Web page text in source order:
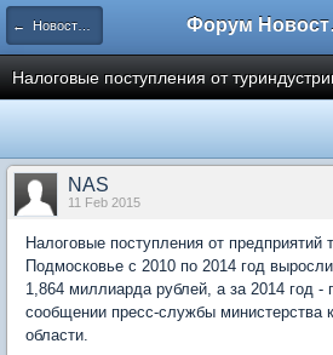
← Новости рынка недвижимости
Налоговые поступления от
NAS
11 Feb 2015
Налоговые поступления от предприятий
Подмосковье с 2010 по 2014 год
1,864 миллиарда рублей, а за 2014 год -
сообщении пресс-службы министерства
области.